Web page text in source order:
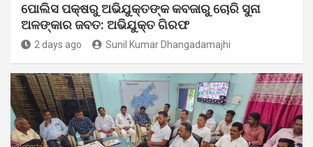
ପୋଲିସ ପକ୍ଷରୁ ଅଭିଯୁକ୍ତଙ୍କ କବଜାରୁ ଚୋରି ସୁନା
ଅଳଙ୍କାର ଜବତ: ଅଭିଯୁକ୍ତ ଗିରଫ
2 days ago Sunil Kumar Dhangadamajhi